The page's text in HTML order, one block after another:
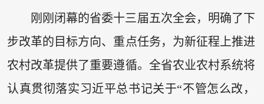
刚刚闭幕的省委十三届五次全会，明确了下
步改革的目标方向、重点任务，为新征程上推进
农村改革提供了重要遵循。全省农业农村系统将
认真贯彻落实习近平总书记关于“不管怎么改，